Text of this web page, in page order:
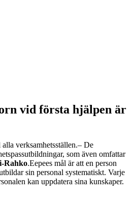
vid första hjälpen är
verksamhetsställen.– De
som även omfattar
Rahko.Eepees mål är att en person
sin personal systematiskt. Varje
kan uppdatera sina kunskaper.